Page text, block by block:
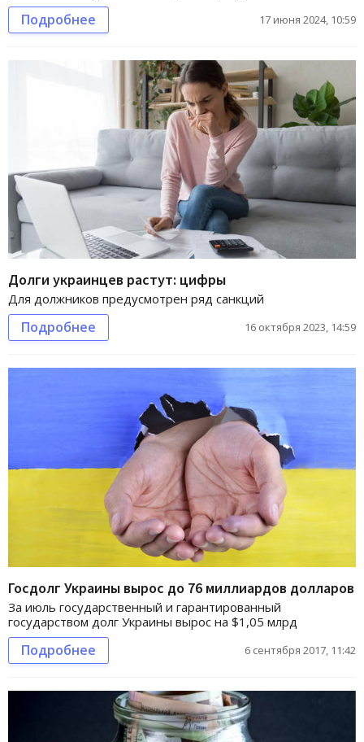
Подробнее 17 июня 2024, 10:59
Долги украинцев растут: цифры
Для должников предусмотрен ряд санкций
Подробнее 16 октября 2023, 14:59
Госдолг Украины вырос до 76 миллиардов долларов
За июль государственный и гарантированный
государством долг Украины вырос на $1,05 млрд
Подробнее 6 сентября 2017, 11:42